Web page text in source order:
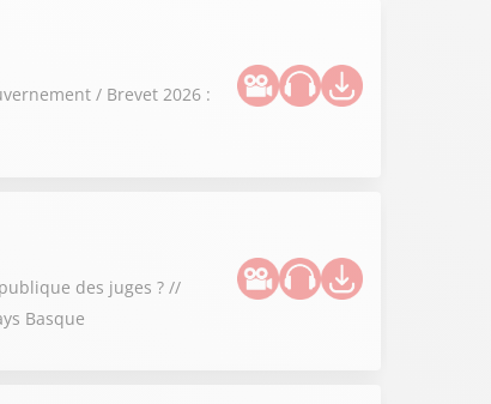
/ Brevet 2026 :
des juges ? //
Basque